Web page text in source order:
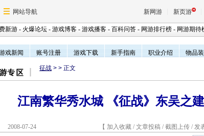
网站导航 新网游 新页游
新游 - 火爆论坛 - 游戏博客 - 游戏播客 - 百科问答 - 网游排行榜 - 网游期待
戏新闻 账号注册 游戏下载 新手指南 职业介绍 物品
征战 > > 正文
江南繁华秀水城 《征战》东吴之
2008-07-24 【 加入收藏 / 文章投稿 / 截图上传 / 发